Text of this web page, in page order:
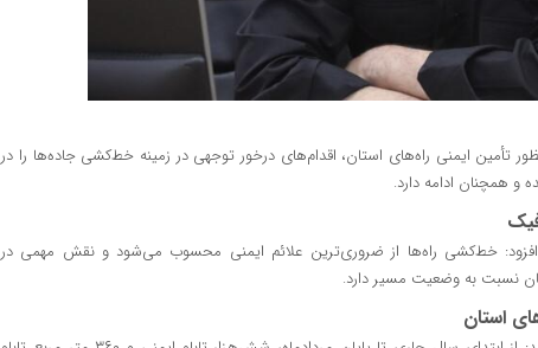
تأمین ایمنی راه‌های استان، اقدام‌های درخور توجهی در زمینه خط‌کشی جاده‌ها را در
و همچنان ادامه دارد.
خط‌کشی راه‌ها از ضروری‌ترین علائم ایمنی محسوب می‌شود و نقش مهمی در
نسبت به وضعیت مسیر دارد.
استان